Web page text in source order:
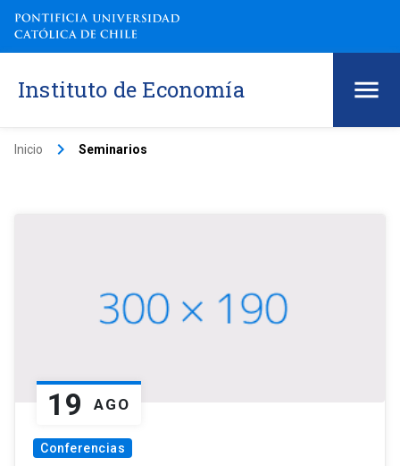
Instituto de Economía
Inicio keyboard_arrow_right Seminarios
19 AGO
Conferencias